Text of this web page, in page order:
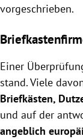
vorgeschrieben.
Einer
stand. Viele
Briefkästen,
und auf der
angeblich